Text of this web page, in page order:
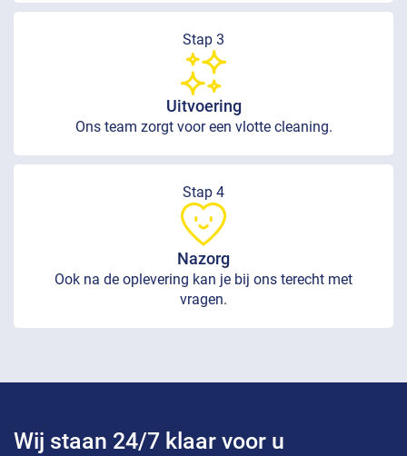
Stap 3
Uitvoering
Ons team zorgt voor een vlotte cleaning.
Stap 4
Nazorg
Ook na de oplevering kan je bij ons terecht met
vragen.
Wij staan 24/7 klaar voor u